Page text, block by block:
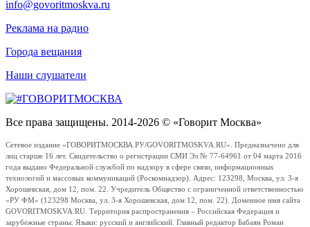
info@govoritmoskva.ru
Реклама на радио
Города вещания
Наши слушатели
Все права защищены. 2014-2026 © «Говорит Москва»
Сетевое издание «ГОВОРИТМОСКВА.РУ/GOVORITMOSKVA.RU». Предназначено для
лиц старше 16 лет. Свидетельство о регистрации СМИ Эл № 77-64961 от 04 марта 2016
года выдано Федеральной службой по надзору в сфере связи, информационных
технологий и массовых коммуникаций (Роскомнадзор). Адрес: 123298, Москва, ул. 3-я
Хорошевская, дом 12, пом. 22. Учредитель Общество с ограниченной ответственностью
«РУ ФМ» (123298 Москва, ул. 3-я Хорошевская, дом 12, пом. 22). Доменное имя сайта
GOVORITMOSKVA.RU. Территория распространения – Российская Федерация и
зарубежные страны. Языки: русский и английский. Главный редактор Бабаян Роман